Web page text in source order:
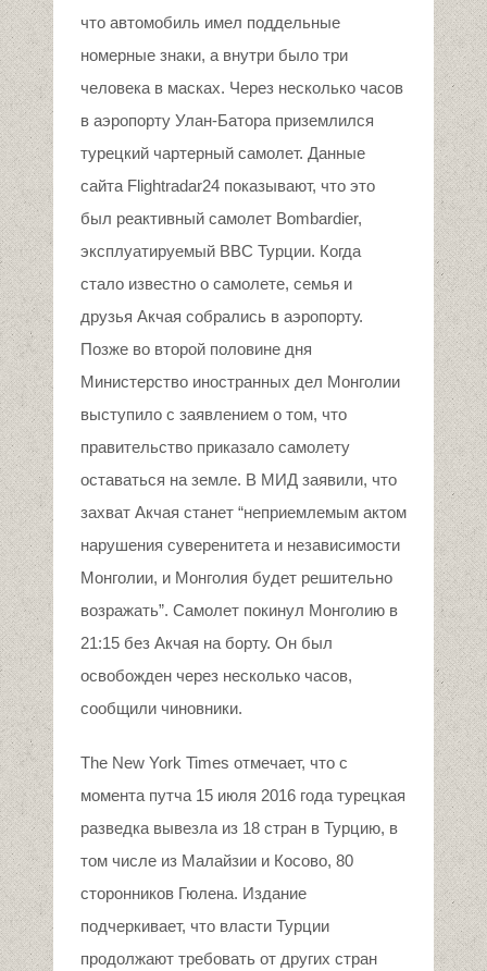
что автомобиль имел поддельные
номерные знаки, а внутри было три
человека в масках. Через несколько часов
в аэропорту Улан-Батора приземлился
турецкий чартерный самолет. Данные
сайта Flightradar24 показывают, что это
был реактивный самолет Bombardier,
эксплуатируемый ВВС Турции. Когда
стало известно о самолете, семья и
друзья Акчая собрались в аэропорту.
Позже во второй половине дня
Министерство иностранных дел Монголии
выступило с заявлением о том, что
правительство приказало самолету
оставаться на земле. В МИД заявили, что
захват Акчая станет “неприемлемым актом
нарушения суверенитета и независимости
Монголии, и Монголия будет решительно
возражать”. Самолет покинул Монголию в
21:15 без Акчая на борту. Он был
освобожден через несколько часов,
сообщили чиновники.
The New York Times отмечает, что с
момента путча 15 июля 2016 года турецкая
разведка вывезла из 18 стран в Турцию, в
том числе из Малайзии и Косово, 80
сторонников Гюлена. Издание
подчеркивает, что власти Турции
продолжают требовать от других стран